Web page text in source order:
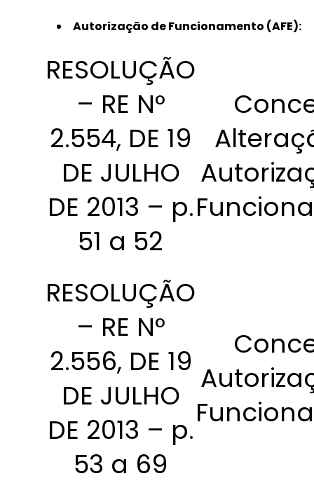
Autorização de Funcionamento (AFE):
RESOLUÇÃO
– RE N°
2.554, DE 19
DE JULHO
DE 2013 – p.
51 a 52
RESOLUÇÃO
– RE N°
2.556, DE 19
DE JULHO
DE 2013 – p.
53 a 69